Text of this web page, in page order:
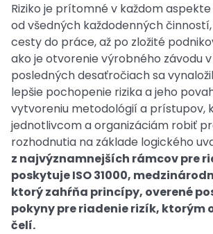
Riziko je prítomné v každom
od všedných každodenných
cesty do práce, až po zložité
ako je otvorenie výrobného závodu v
posledných desaťročiach sa
lepšie pochopenie rizika a jeho
vytvoreniu metodológií a prístupov,
jednotlivcom a organizáciám robiť
rozhodnutia na základe logického
z najvýznamnejších rámcov pre
poskytuje ISO 31000,
ktorý zahŕňa princípy, overené
pokyny pre riadenie rizík, ktorým
čelí.